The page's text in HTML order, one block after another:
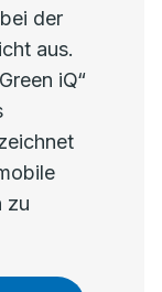
der
aus.
iQ“
zu